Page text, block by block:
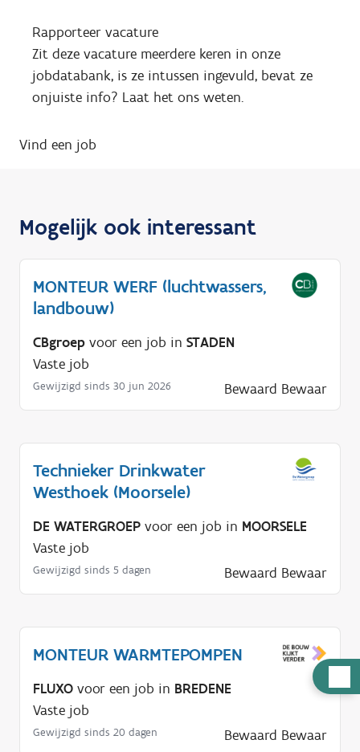
u
p
Rapporteer vacature
Zit deze vacature meerdere keren in onze
jobdatabank, is ze intussen ingevuld, bevat ze
onjuiste info? Laat het ons weten.
Vind een job
Mogelijk ook interessant
MONTEUR WERF (luchtwassers,
landbouw)
CBgroep voor een job in STADEN
Vaste job
Gewijzigd sinds 30 jun 2026 Bewaard Bewaar
Technieker Drinkwater
Westhoek (Moorsele)
DE WATERGROEP voor een job in MOORSELE
Vaste job
Gewijzigd sinds 5 dagen Bewaard Bewaar
MONTEUR WARMTEPOMPEN
FLUXO voor een job in BREDENE
Vaste job
Gewijzigd sinds 20 dagen Bewaard Bewaar